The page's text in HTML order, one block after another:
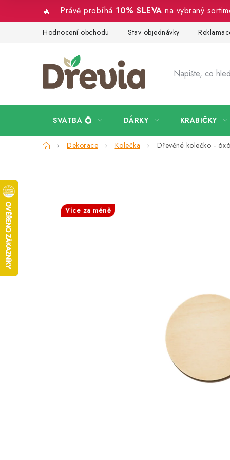
Právě probíhá 10% SLEVA na vybraný
Hodnocení obchodu Stav objednávky
SVATBA 💍 DÁRKY KRABIČKY
DomůDekorace Kolečka Dřevěné kolečko -
Více za méně